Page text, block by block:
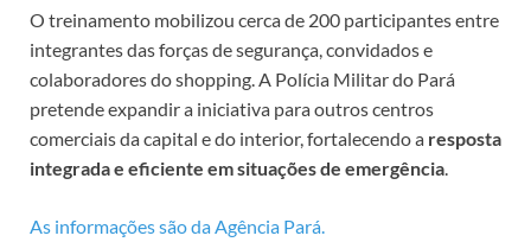
O treinamento mobilizou cerca de 200 participantes entre
integrantes das forças de segurança, convidados e
colaboradores do shopping. A Polícia Militar do Pará
pretende expandir a iniciativa para outros centros
comerciais da capital e do interior, fortalecendo a resposta
integrada e eficiente em situações de emergência.
As informações são da Agência Pará.